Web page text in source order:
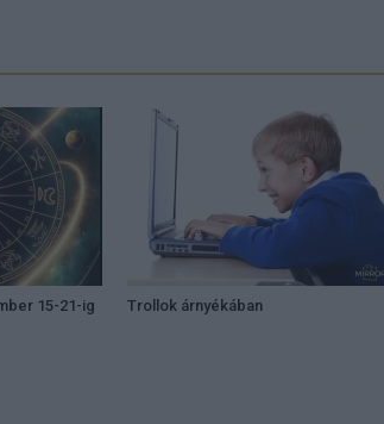
15-21-ig Trollok árnyékában